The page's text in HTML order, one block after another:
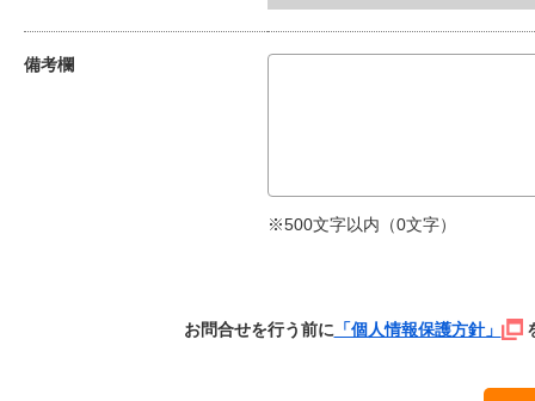
備考欄
※500文字以内（0文字）
お問合せを行う前に「個人情報保護方針」